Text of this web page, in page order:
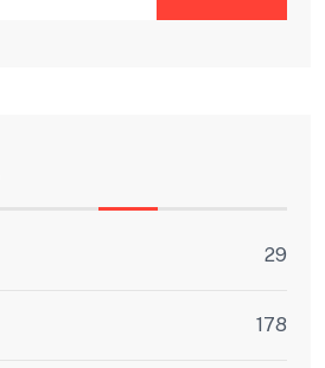
29
178